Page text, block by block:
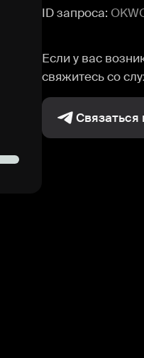
ID запроса:
Если у вас
свяжитесь со
Связаться